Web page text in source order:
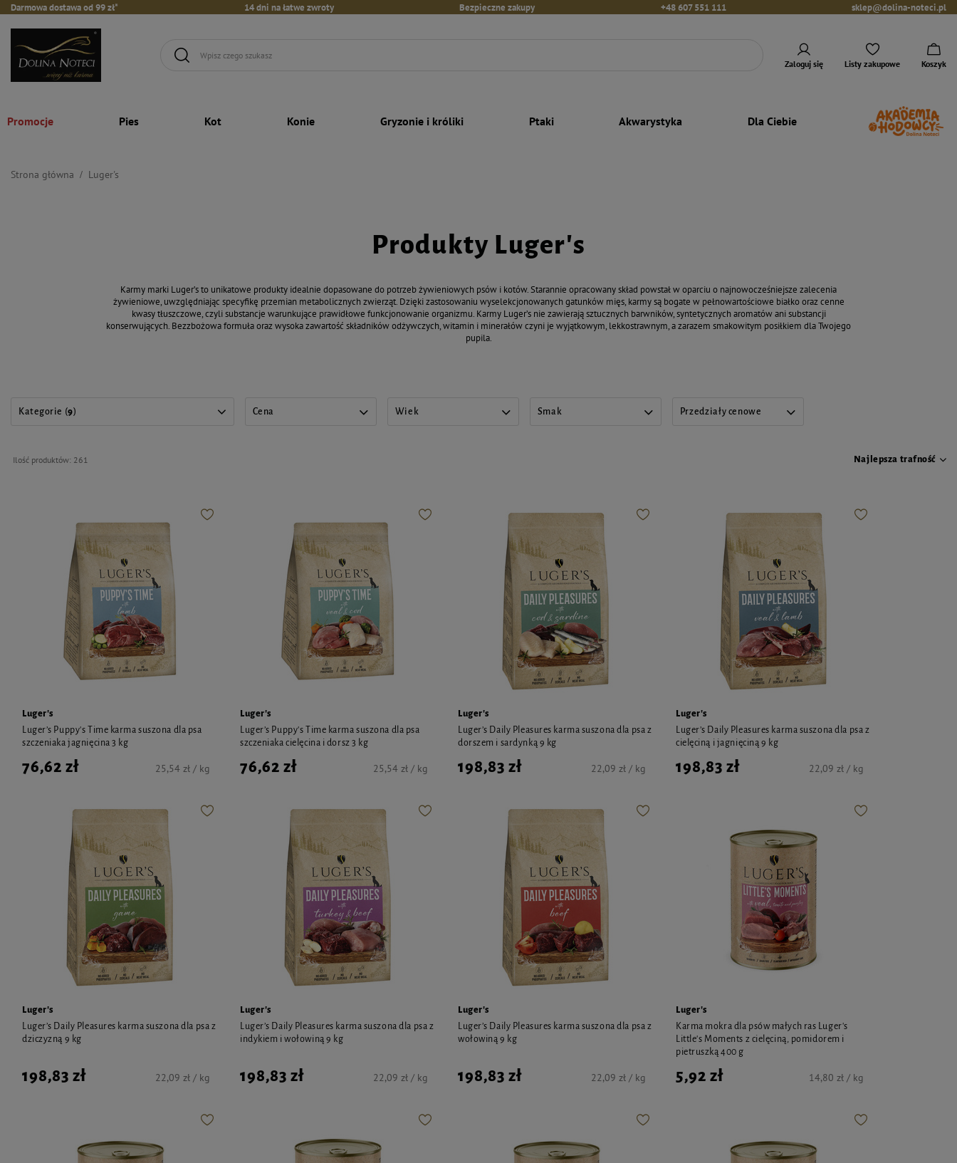
Darmowa dostawa od 99 zł* 14 dni na łatwe zwroty Bezpieczne zakupy +48 607 551 111 sklep@dolina-noteci.pl
Zaloguj się Listy zakupowe Koszyk
Promocje Pies Kot Konie Gryzonie i króliki Ptaki Akwarystyka Dla Ciebie
Strona główna Luger's
Produkty Luger's
Karmy marki Luger’s to unikatowe produkty idealnie dopasowane do potrzeb żywieniowych psów i kotów. Starannie opracowany skład powstał w oparciu o najnowocześniejsze zalecenia
żywieniowe, uwzględniając specyfikę przemian metabolicznych zwierząt. Dzięki zastosowaniu wyselekcjonowanych gatunków mięs, karmy są bogate w pełnowartościowe białko oraz cenne
kwasy tłuszczowe, czyli substancje warunkujące prawidłowe funkcjonowanie organizmu. Karmy Luger’s nie zawierają sztucznych barwników, syntetycznych aromatów ani substancji
konserwujących. Bezzbożowa formuła oraz wysoka zawartość składników odżywczych, witamin i minerałów czyni je wyjątkowym, lekkostrawnym, a zarazem smakowitym posiłkiem dla Twojego
pupila.
Kategorie (9) Cena Wiek Smak Przedziały cenowe
Ilość produktów: 261 Najlepsza trafność
Luger's
Luger’s Puppy's Time karma suszona dla psa
szczeniaka jagnięcina 3 kg
76,62 zł 25,54 zł / kg
Luger's
Luger’s Puppy's Time karma suszona dla psa
szczeniaka cielęcina i dorsz 3 kg
76,62 zł 25,54 zł / kg
Luger's
Luger’s Daily Pleasures karma suszona dla psa z
dorszem i sardynką 9 kg
198,83 zł 22,09 zł / kg
Luger's
Luger’s Daily Pleasures karma suszona dla psa z
cielęciną i jagnięciną 9 kg
198,83 zł 22,09 zł / kg
Luger's
Luger’s Daily Pleasures karma suszona dla psa z
dziczyzną 9 kg
198,83 zł 22,09 zł / kg
Luger's
Luger’s Daily Pleasures karma suszona dla psa z
indykiem i wołowiną 9 kg
198,83 zł 22,09 zł / kg
Luger's
Luger’s Daily Pleasures karma suszona dla psa z
wołowiną 9 kg
198,83 zł 22,09 zł / kg
Luger's
Karma mokra dla psów małych ras Luger's
Little's Moments z cielęciną, pomidorem i
pietruszką 400 g
5,92 zł 14,80 zł / kg